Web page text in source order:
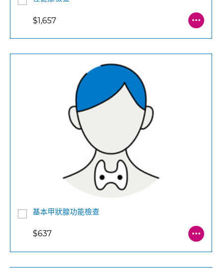
$1,657
基本甲狀腺功能檢查
$637